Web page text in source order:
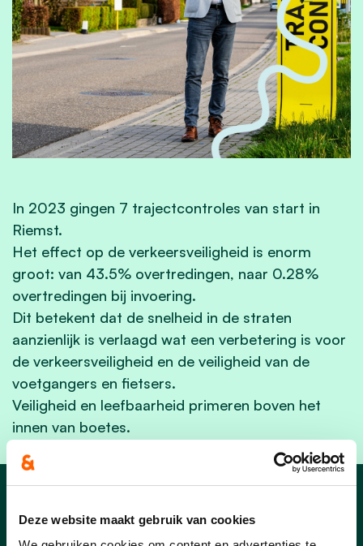
Deze website maakt gebruik van cookies
In 2023 gingen 7 trajectcontroles van start in
Riemst.
Het effect op de verkeersveiligheid is enorm
groot: van 43.5% overtredingen, naar 0.28%
overtredingen bij invoering.
Dit betekent dat de snelheid in de straten
aanzienlijk is verlaagd wat een verbetering is voor
de verkeersveiligheid en de veiligheid van de
voetgangers en fietsers.
Veiligheid en leefbaarheid primeren boven het
innen van boetes.
Nieuws uit Riemst